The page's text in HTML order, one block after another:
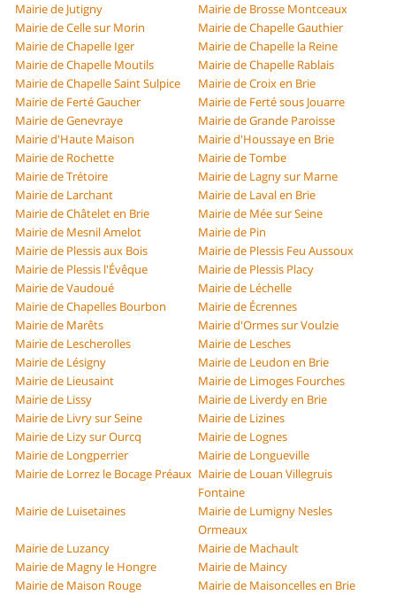
Mairie de Jutigny
Mairie de Brosse Montceaux
Mairie de Celle sur Morin
Mairie de Chapelle Gauthier
Mairie de Chapelle Iger
Mairie de Chapelle la Reine
Mairie de Chapelle Moutils
Mairie de Chapelle Rablais
Mairie de Chapelle Saint Sulpice
Mairie de Croix en Brie
Mairie de Ferté Gaucher
Mairie de Ferté sous Jouarre
Mairie de Genevraye
Mairie de Grande Paroisse
Mairie d'Haute Maison
Mairie d'Houssaye en Brie
Mairie de Rochette
Mairie de Tombe
Mairie de Trétoire
Mairie de Lagny sur Marne
Mairie de Larchant
Mairie de Laval en Brie
Mairie de Châtelet en Brie
Mairie de Mée sur Seine
Mairie de Mesnil Amelot
Mairie de Pin
Mairie de Plessis aux Bois
Mairie de Plessis Feu Aussoux
Mairie de Plessis l'Évêque
Mairie de Plessis Placy
Mairie de Vaudoué
Mairie de Léchelle
Mairie de Chapelles Bourbon
Mairie de Écrennes
Mairie de Marêts
Mairie d'Ormes sur Voulzie
Mairie de Lescherolles
Mairie de Lesches
Mairie de Lésigny
Mairie de Leudon en Brie
Mairie de Lieusaint
Mairie de Limoges Fourches
Mairie de Lissy
Mairie de Liverdy en Brie
Mairie de Livry sur Seine
Mairie de Lizines
Mairie de Lizy sur Ourcq
Mairie de Lognes
Mairie de Longperrier
Mairie de Longueville
Mairie de Lorrez le Bocage Préaux Mairie de Louan Villegruis
Fontaine
Mairie de Luisetaines
Mairie de Lumigny Nesles
Ormeaux
Mairie de Luzancy
Mairie de Machault
Mairie de Magny le Hongre
Mairie de Maincy
Mairie de Maison Rouge
Mairie de Maisoncelles en Brie